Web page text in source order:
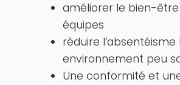
améliorer le bien-
équipes
réduire l’absentéisme
environnement peu
Une conformité et